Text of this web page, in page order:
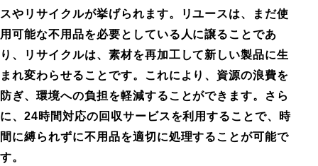
スやリサイクルが挙げられます。リユースは、まだ使
用可能な不用品を必要としている人に譲ることであ
り、リサイクルは、素材を再加工して新しい製品に生
まれ変わらせることです。これにより、資源の浪費を
防ぎ、環境への負担を軽減することができます。さら
に、24時間対応の回収サービスを利用することで、時
間に縛られずに不用品を適切に処理することが可能で
す。